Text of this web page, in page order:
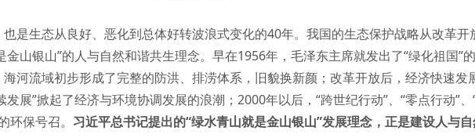
是生态从良好、恶化到总体好转波浪式变化的40年。我国的生态保护战略从改革开
金山银山”的人与自然和谐共生理念。早在1956年，毛泽东主席就发出了“绿化祖国”
河流域初步形成了完整的防洪、排涝体系，旧貌换新颜；改革开放后，经济快速发
展”掀起了经济与环境协调发展的浪潮；2000年以后，“跨世纪行动”、“零点行动”、“
环保号召。 习近平总书记提出的“绿水青山就是金山银山”发展理念，正是建设人与